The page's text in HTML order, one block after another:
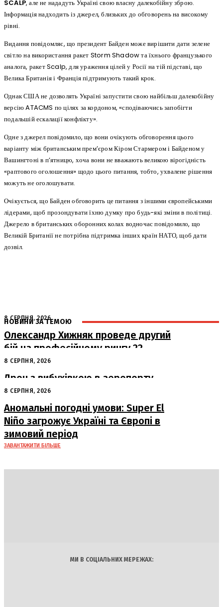
SCALP, але не нададуть Україні свою власну далекобійну зброю.
Інформація надходить із джерел, близьких до обговорень на високому
рівні.
Видання повідомляє, що президент Байден може вирішити дати зелене
світло на використання ракет Storm Shadow та їхнього французького
аналога, ракет Scalp, для ураження цілей у Росії на тій підставі, що
Велика Британія і Франція підтримують такий крок.
Однак США не дозволять Україні запустити свою найбільш далекобійну
версію ATACMS по цілях за кордоном, «сподіваючись запобігти
подальшій ескалації конфлікту».
Одне з джерел повідомило, що вони очікують обговорення цього
варіанту між британським прем’єром Кіром Стармером і Байденом у
Вашингтоні в п’ятницю, хоча вони не вважають великою вірогідність
«раптового оголошення» щодо цього питання, тобто, ухвалене рішення
можуть не оголошувати.
Очікується, що Байден обговорить це питання з іншими європейськими
лідерами, щоб прозондувати їхню думку про будь-які зміни в політиці.
Джерело в британських оборонних колах водночас повідомило, що
Великій Британії не потрібна підтримка інших країн НАТО, щоб дати
дозвіл.
НОВИНИ ЗА ТЕМОЮ
8 СЕРПНЯ, 2026
Олександр Хижняк проведе другий
бій на професійному рингу 22
серпня у Львові
8 СЕРПНЯ, 2026
Дрон з вибухівкою в аеропорту
Лейпцига: США підозрюють Росію
8 СЕРПНЯ, 2026
Аномальні погодні умови: Super El
Niño загрожує Україні та Європі в
зимовий період
ЗАВАНТАЖИТИ БІЛЬШЕ
МИ В СОЦІАЛЬНИХ МЕРЕЖАХ: